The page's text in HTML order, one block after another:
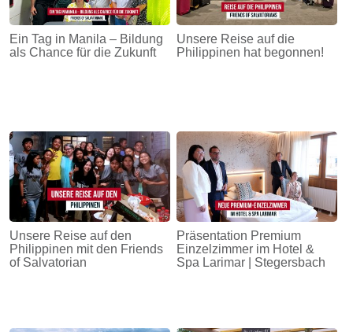
Ein Tag in Manila – Bildung
als Chance für die Zukunft
Unsere Reise auf die
Philippinen hat begonnen!
Unsere Reise auf den
Philippinen mit den Friends
of Salvatorian
Präsentation Premium
Einzelzimmer im Hotel &
Spa Larimar | Stegersbach